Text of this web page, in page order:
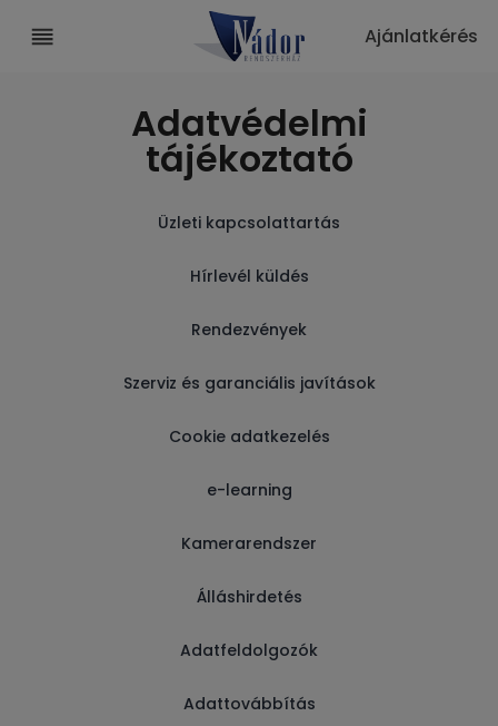
Ajánlatkérés
Adatvédelmi
tájékoztató
Üzleti kapcsolattartás
Hírlevél küldés
Rendezvények
Szerviz és garanciális javítások
Cookie adatkezelés
e-learning
Kamerarendszer
Álláshirdetés
Adatfeldolgozók
Adattovábbítás